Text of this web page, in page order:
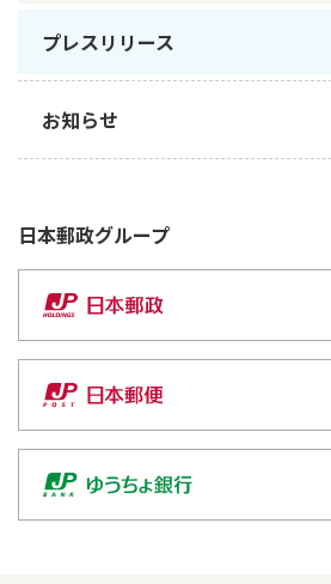
保険用語集
お問い合わせ
ラジオ体操・みんなの体操
お客さまの声／お客さまサービ
プレスリリース
お知らせ
日本郵政グループ